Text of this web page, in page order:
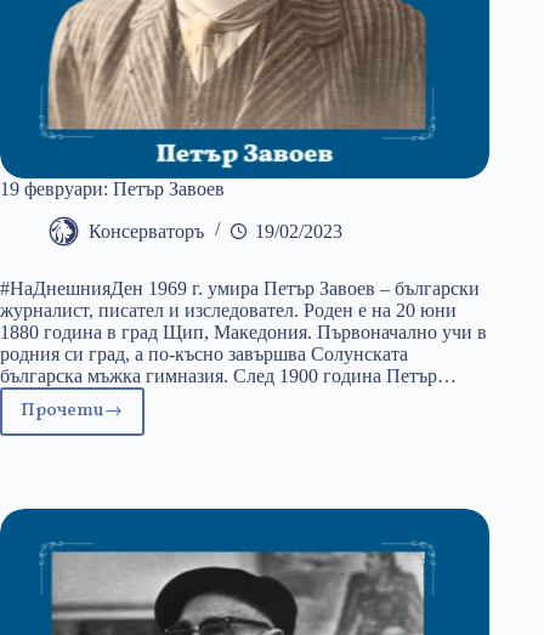
19 февруари: Петър Завоев
Консерваторъ 19/02/2023
#НаДнешнияДен 1969 г. умира Петър Завоев – български
журналист, писател и изследовател. Роден е на 20 юни
1880 година в град Щип, Македония. Първоначално учи в
родния си град, а по-късно завършва Солунската
българска мъжка гимназия. След 1900 година Петър…
Прочети
19